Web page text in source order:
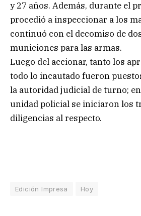
y 27 años. Además, durante el
procedió a inspeccionar a los
continuó con el decomiso de
municiones para las armas.
Luego del accionar, tanto los
todo lo incautado fueron
la autoridad judicial de turno;
unidad policial se iniciaron los
diligencias al respecto.
Edición Impresa Hoy